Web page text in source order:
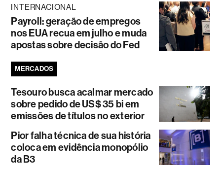
INTERNACIONAL
Payroll: geração de empregos
nos EUA recua em julho e muda
apostas sobre decisão do Fed
MERCADOS
Tesouro busca acalmar mercado
sobre pedido de US$ 35 bi em
emissões de títulos no exterior
Pior falha técnica de sua história
coloca em evidência monopólio
da B3